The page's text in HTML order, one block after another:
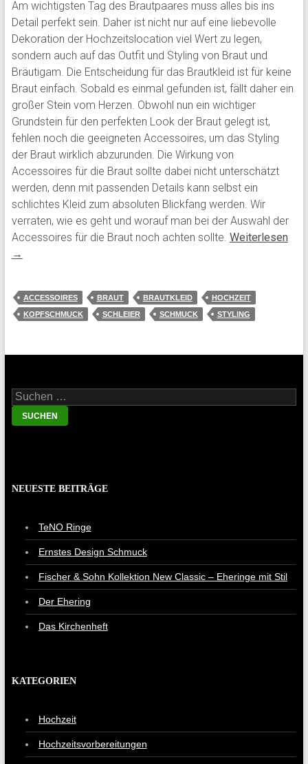
Am wichtigsten Tag des Brautpaares muss alles bis ins
Detail perfekt sein. Daher ist nicht nur auf eine liebevolle
Dekoration der Hochzeitslocation viel Wert zu legen,
sondern auch auf das Outfit und Styling von Braut und
Bräutigam. Die Entscheidung für das Brautkleid ist für keine
Braut einfach. Sobald es einmal gefunden ist, fällt daher ein
großer Stein vom Herzen. Obwohl nun ein wichtiger
Grundstein für den perfekten Look der Braut gelegt ist,
fehlen noch die geeigneten Accessoires, um das Styling
der Braut wirklich abzurunden. Die Wirkung von
Accessoires für die Braut sollte dabei nicht unterschätzt
werden, denn mit passenden Details kann selbst ein
schlichtes Kleid zum absoluten Blickfang werden. Wir
verraten, wie es geht und worauf man bei der Auswahl der
Accessoires für die Braut noch achten sollte. Weiterlesen
→
ACCESSOIRES BRAUT BRAUTKLEID
HOCHZEIT
KOPFSCHMUCK
SCHLEIER SCHMUCK STYLING
Suche nach:
NEUESTE BEITRÄGE
TeNO Ringe
Ernstes Design Schmuck
Fischer & Sohn Kollektion New Classic – Eheringe mit Stil
Der Ehering
Das Kirchenheft
KATEGORIEN
Hochzeit
Hochzeitsvorbereitungen